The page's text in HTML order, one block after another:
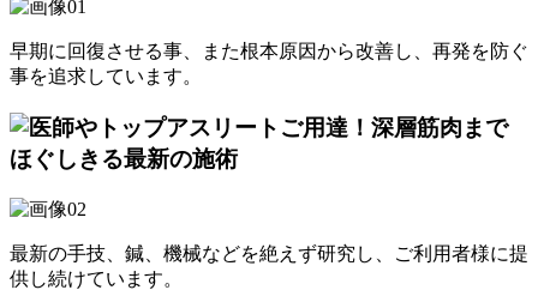
早期に回復させる事、また根本原因から改善し、再発を防ぐ
事を追求しています。
最新の手技、鍼、機械などを絶えず研究し、ご利用者様に提
供し続けています。